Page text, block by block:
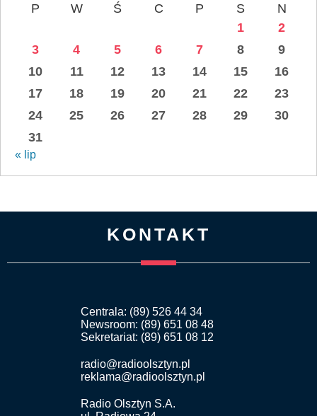
P W Ś C P S
N
1
2
3
4 5 6 7 8
9
10
11 12 13 14 15
16
17
18 19 20 21 22
23
24
25 26 27 28 29
30
31
« lip
KONTAKT
Centrala: (89) 526 44 34
Newsroom: (89) 651 08 48
Sekretariat: (89) 651 08 12
radio@radioolsztyn.pl
reklama@radioolsztyn.pl
Radio Olsztyn S.A.